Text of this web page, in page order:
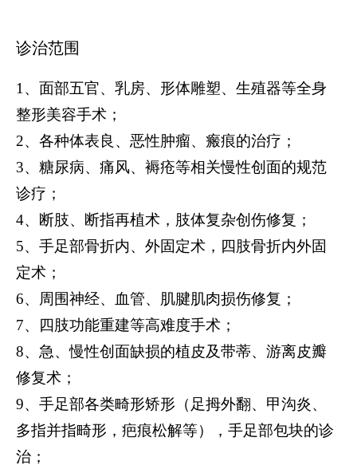
诊治范围
1、面部五官、乳房、形体雕塑、生殖器等全身
整形美容手术；
2、各种体表良、恶性肿瘤、瘢痕的治疗；
3、糖尿病、痛风、褥疮等相关慢性创面的规范
诊疗；
4、断肢、断指再植术，肢体复杂创伤修复；
5、手足部骨折内、外固定术，四肢骨折内外固
定术；
6、周围神经、 血管、肌腱肌肉损伤修复；
7、四肢功能重建等高难度手术；
8、急、慢性创面缺损的植皮及带蒂、游离皮瓣
修复术；
9、手足部各类畸形矫形（足拇外翻、甲沟炎、
多指并指畸形，疤痕松解等），手足部包块的诊
治；